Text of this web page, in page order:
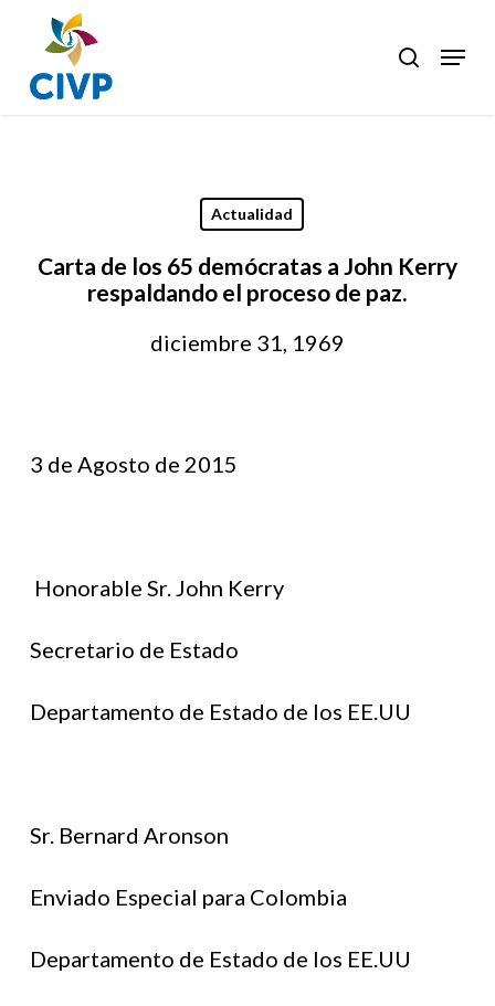
main
content
search
Menu
Actualidad
Carta de los 65 demócratas a John Kerry
respaldando el proceso de paz.
diciembre 31, 1969
3 de Agosto de 2015
Honorable Sr. John Kerry
Secretario de Estado
Departamento de Estado de los EE.UU
Sr. Bernard Aronson
Enviado Especial para Colombia
Departamento de Estado de los EE.UU
Close